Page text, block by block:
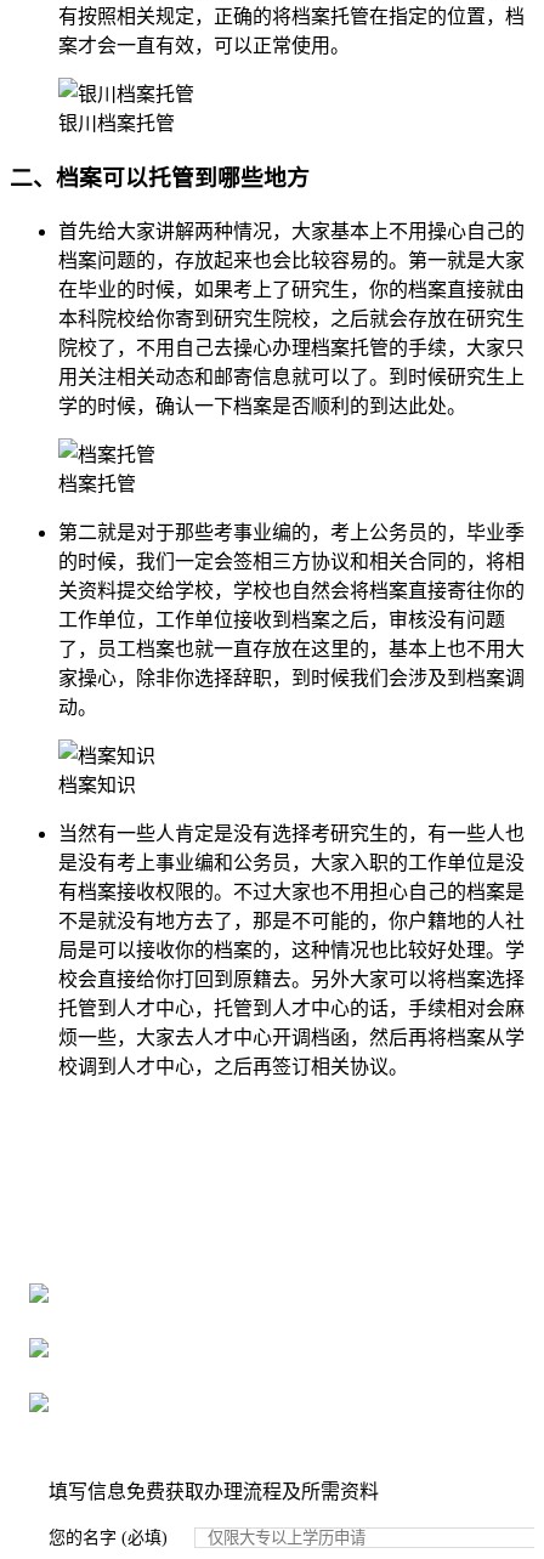
有按照相关规定，正确的将档案托管在指定的位置，档
案才会一直有效，可以正常使用。
银川档案托管
二、档案可以托管到哪些地方
首先给大家讲解两种情况，大家基本上不用操心自己的
档案问题的，存放起来也会比较容易的。第一就是大家
在毕业的时候，如果考上了研究生，你的档案直接就由
本科院校给你寄到研究生院校，之后就会存放在研究生
院校了，不用自己去操心办理档案托管的手续，大家只
用关注相关动态和邮寄信息就可以了。到时候研究生上
学的时候，确认一下档案是否顺利的到达此处。
档案托管
第二就是对于那些考事业编的，考上公务员的，毕业季
的时候，我们一定会签相三方协议和相关合同的，将相
关资料提交给学校，学校也自然会将档案直接寄往你的
工作单位，工作单位接收到档案之后，审核没有问题
了，员工档案也就一直存放在这里的，基本上也不用大
家操心，除非你选择辞职，到时候我们会涉及到档案调
动。
档案知识
当然有一些人肯定是没有选择考研究生的，有一些人也
是没有考上事业编和公务员，大家入职的工作单位是没
有档案接收权限的。不过大家也不用担心自己的档案是
不是就没有地方去了，那是不可能的，你户籍地的人社
局是可以接收你的档案的，这种情况也比较好处理。学
校会直接给你打回到原籍去。另外大家可以将档案选择
托管到人才中心，托管到人才中心的话，手续相对会麻
烦一些，大家去人才中心开调档函，然后再将档案从学
校调到人才中心，之后再签订相关协议。
填写信息免费获取办理流程及所需资料
您的名字 (必填)